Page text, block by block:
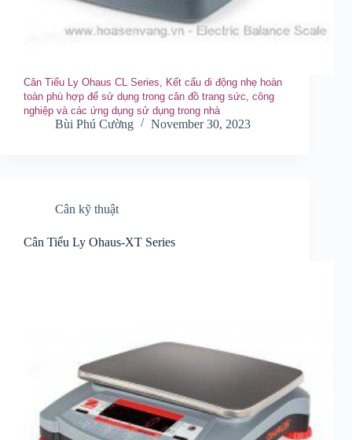
Cân Tiểu Ly Ohaus CL Series , Kết cấu di động nhẹ hoàn
toàn phù hợp để sử dụng trong cân đồ trang sức, công
nghiệp và các ứng dụng sử dụng trong nhà
Bùi Phú Cường November 30, 2023
Cân kỹ thuật
Cân Tiểu Ly Ohaus-XT Series